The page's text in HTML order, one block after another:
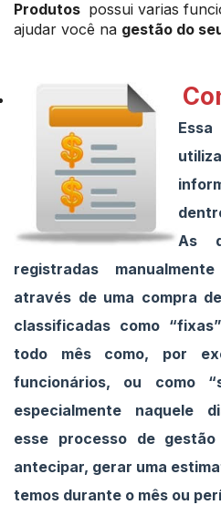
Produtos possui varias
ajudar você na gestão do
As
registradas
através de uma compra
classificadas como
todo mês como, por
funcionários, ou como
especialmente naquele
esse processo de
antecipar, gerar uma
temos durante o mês ou